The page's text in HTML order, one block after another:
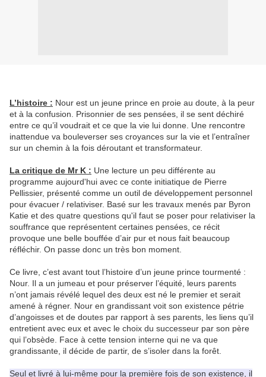
L’histoire : Nour est un jeune prince en proie au doute, à la peur
et à la confusion. Prisonnier de ses pensées, il se sent déchiré
entre ce qu’il voudrait et ce que la vie lui donne. Une rencontre
inattendue va bouleverser ses croyances sur la vie et l’entraîner
sur un chemin à la fois déroutant et transformateur.
La critique de Mr K : Une lecture un peu différente au
programme aujourd'hui avec ce conte initiatique de Pierre
Pellissier, présenté comme un outil de développement personnel
pour évacuer / relativiser. Basé sur les travaux menés par Byron
Katie et des quatre questions qu'il faut se poser pour relativiser la
souffrance que représentent certaines pensées, ce récit
provoque une belle bouffée d’air pur et nous fait beaucoup
réfléchir. On passe donc un très bon moment.
Ce livre, c’est avant tout l’histoire d’un jeune prince tourmenté :
Nour. Il a un jumeau et pour préserver l’équité, leurs parents
n’ont jamais révélé lequel des deux est né le premier et serait
amené à régner. Nour en grandissant voit son existence pétrie
d’angoisses et de doutes par rapport à ses parents, les liens qu’il
entretient avec eux et avec le choix du successeur par son père
qui l’obsède. Face à cette tension interne qui ne va que
grandissante, il décide de partir, de s’isoler dans la forêt.
Seul et livré à lui-même pour la première fois de son existence, il